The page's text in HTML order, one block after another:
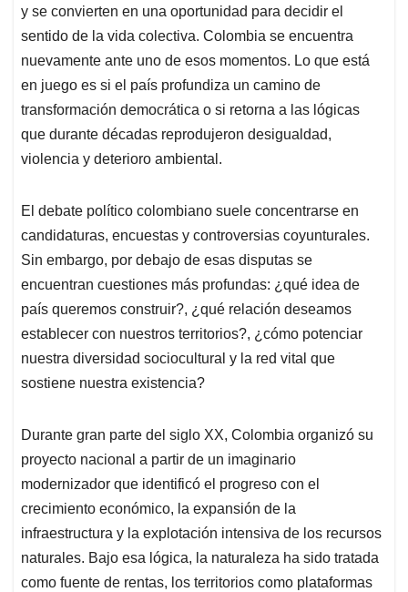
p
p
o
k
I
n
s
y se convierten en una oportunidad para decidir el
sentido de la vida colectiva. Colombia se encuentra
nuevamente ante uno de esos momentos. Lo que está
en juego es si el país profundiza un camino de
transformación democrática o si retorna a las lógicas
que durante décadas reprodujeron desigualdad,
violencia y deterioro ambiental.
El debate político colombiano suele concentrarse en
candidaturas, encuestas y controversias coyunturales.
Sin embargo, por debajo de esas disputas se
encuentran cuestiones más profundas: ¿qué idea de
país queremos construir?, ¿qué relación deseamos
establecer con nuestros territorios?, ¿cómo potenciar
nuestra diversidad sociocultural y la red vital que
sostiene nuestra existencia?
Durante gran parte del siglo XX, Colombia organizó su
proyecto nacional a partir de un imaginario
modernizador que identificó el progreso con el
crecimiento económico, la expansión de la
infraestructura y la explotación intensiva de los recursos
naturales. Bajo esa lógica, la naturaleza ha sido tratada
como fuente de rentas, los territorios como plataformas